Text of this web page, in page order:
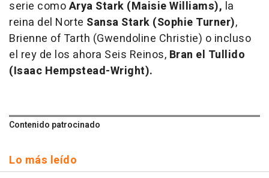
serie comoArya Stark (Maisie Williams), la
reina del Norte Sansa Stark (Sophie Turner),
Brienne of Tarth (Gwendoline Christie) o incluso
el rey de los ahora Seis Reinos, Bran el Tullido
(Isaac Hempstead-Wright).
Contenido patrocinado
Lo más leído